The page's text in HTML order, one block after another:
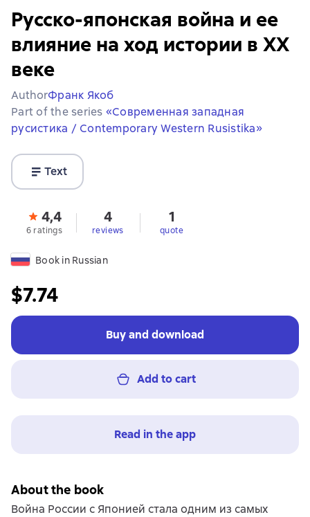
Русско-японская война и ее
влияние на ход истории в XX
веке
AuthorФранк Якоб
Part of the series «Современная западная
русистика / Contemporary Western Rusistika»
Text
4,4
6 ratings
4
reviews
1
quote
Book in Russian
$7.74
Buy and download
Add to cart
Read in the app
About the book
Война России с Японией стала одним из самых